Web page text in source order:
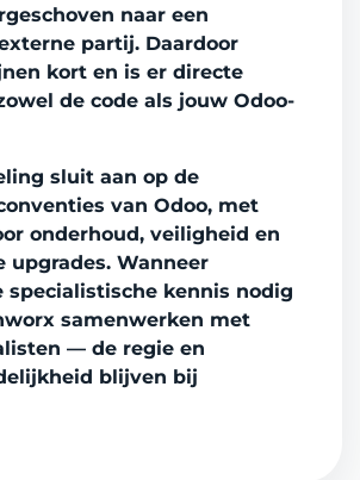
naar een
partij. Daardoor
kort en is er directe
de code als jouw Odoo-
sluit aan op de
van Odoo, met
onderhoud, veiligheid en
upgrades. Wanneer
specialistische kennis nodig
samenwerken met
— de regie en
blijven bij